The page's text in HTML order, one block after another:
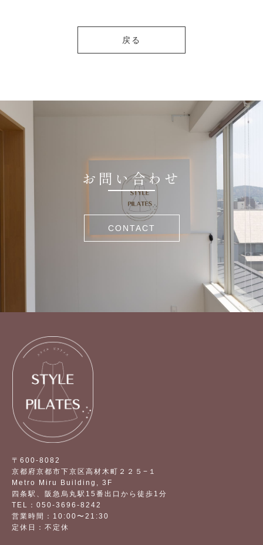
戻る
お問い合わせ
CONTACT
〒600-8082
京都府京都市下京区高材木町２２５−１
Metro Miru Building, 3F
四条駅、阪急烏丸駅15番出口から徒歩1分
TEL：050-3696-8242
営業時間：10:00〜21:30
定休日：不定休